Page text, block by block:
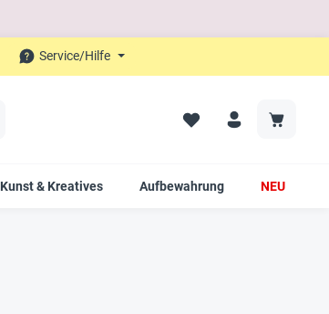
Service/Hilfe
Kunst & Kreatives Aufbewahrung NEU